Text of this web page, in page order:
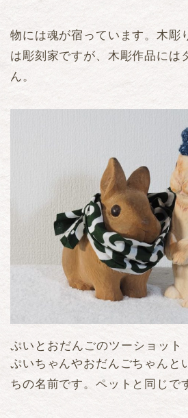
物には魂が宿っています。木彫
は彫刻家ですが、木彫作品には
ん。
ぷいとおだんごのツーショット
ぷいちゃんやおだんごちゃんと
ちの名前です。ペットと同じで